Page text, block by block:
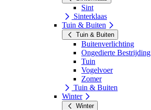
Sint
Sinterklaas
Tuin & Buiten
Tuin & Buiten
Buitenverlichting
Ongedierte Bestrijding
Tuin
Vogelvoer
Zomer
Tuin & Buiten
Winter
Winter